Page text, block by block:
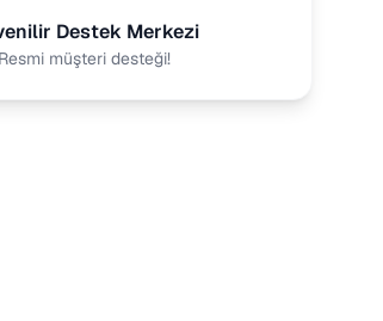
Destek Merkezi
Resmi müşteri desteği!